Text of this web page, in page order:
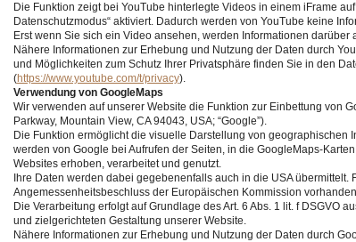
Die Funktion zeigt bei YouTube hinterlegte Videos in einem iFrame
Datenschutzmodus“ aktiviert. Dadurch werden von YouTube keine
Erst wenn Sie sich ein Video ansehen, werden Informationen
Nähere Informationen zur Erhebung und Nutzung der Daten durch
und Möglichkeiten zum Schutz Ihrer Privatsphäre finden Sie in den
(https://www.youtube.com/t/privacy).
Verwendung von GoogleMaps
Wir verwenden auf unserer Website die Funktion zur Einbettung von
Parkway, Mountain View, CA 94043, USA; “Google”).
Die Funktion ermöglicht die visuelle Darstellung von geographischen
werden von Google bei Aufrufen der Seiten, in die GoogleMaps-
Websites erhoben, verarbeitet und genutzt.
Ihre Daten werden dabei gegebenenfalls auch in die USA übermittelt.
Angemessenheitsbeschluss der Europäischen Kommission
Die Verarbeitung erfolgt auf Grundlage des Art. 6 Abs. 1 lit. f DSGVO
und zielgerichteten Gestaltung unserer Website.
Nähere Informationen zur Erhebung und Nutzung der Daten durch